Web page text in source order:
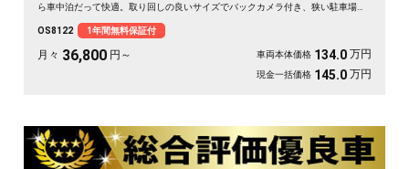
ら車中泊だって快適。取り回しの良いサイズでバックカメラ付き、狭い駐車場も
コーダー付きで万が一の時も映像で安心。走りに彩りを添える一台です《1年保
証付》🚗✨💚💺😎
OS8122 1年間無料保証付
月々 36,800 円～ 車両本体価格 134.0 万円
現金一括価格 145.0 万円